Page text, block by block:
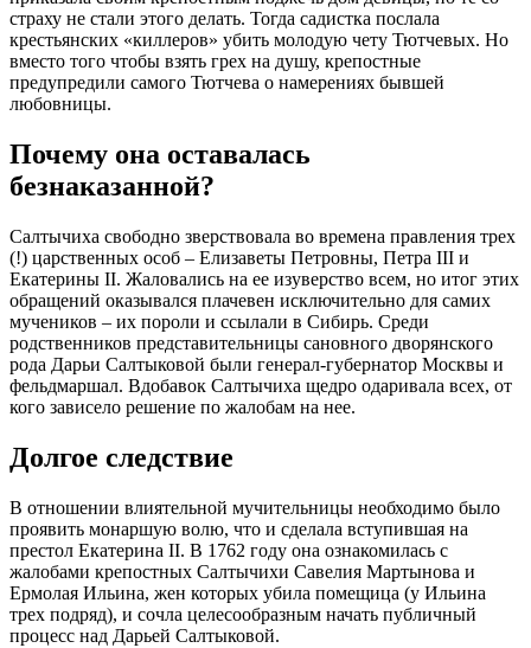
страху не стали этого делать. Тогда садистка послала
крестьянских «киллеров» убить молодую чету Тютчевых. Но
вместо того чтобы взять грех на душу, крепостные
предупредили самого Тютчева о намерениях бывшей
любовницы.
Почему она оставалась
безнаказанной?
Салтычиха свободно зверствовала во времена правления трех
(!) царственных особ – Елизаветы Петровны, Петра III и
Екатерины II. Жаловались на ее изуверство всем, но итог этих
обращений оказывался плачевен исключительно для самих
мучеников – их пороли и ссылали в Сибирь. Среди
родственников представительницы сановного дворянского
рода Дарьи Салтыковой были генерал-губернатор Москвы и
фельдмаршал. Вдобавок Салтычиха щедро одаривала всех, от
кого зависело решение по жалобам на нее.
Долгое следствие
В отношении влиятельной мучительницы необходимо было
проявить монаршую волю, что и сделала вступившая на
престол Екатерина II. В 1762 году она ознакомилась с
жалобами крепостных Салтычихи Савелия Мартынова и
Ермолая Ильина, жен которых убила помещица (у Ильина
трех подряд), и сочла целесообразным начать публичный
процесс над Дарьей Салтыковой.